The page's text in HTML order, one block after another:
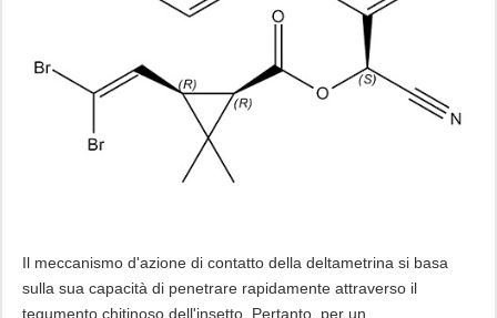
Il meccanismo d'azione di contatto della deltametrina si basa
sulla sua capacità di penetrare rapidamente attraverso il
tegumento chitinoso dell'insetto. Pertanto, per un